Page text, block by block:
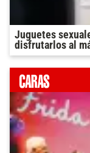
Juguetes
disfrutarlos al